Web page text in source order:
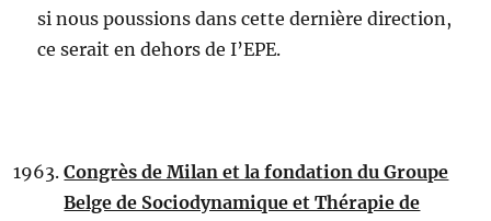
si nous poussions dans cette dernière direction,
ce serait en dehors de I’EPE.
Congrès de Milan et la fondation du Groupe
Belge de Sociodynamique et Thérapie de